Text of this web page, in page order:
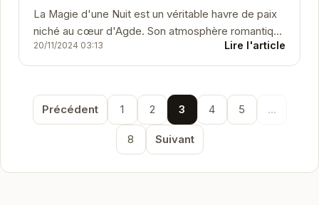
La Magie d'une Nuit est un véritable havre de paix
niché au cœur d'Agde. Son atmosphère romantique
et son décor élégant créent un cadre...
20/11/2024 03:13 Lire l'article
Précédent 1 2 3 4 5 ...
8 Suivant